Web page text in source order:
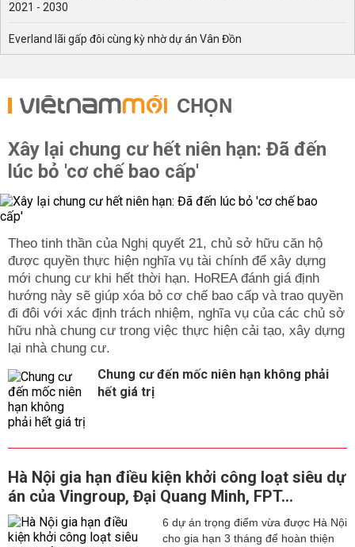
2021 - 2030
Everland lãi gấp đôi cùng kỳ nhờ dự án Vân Đồn
CHỌN
Xây lại chung cư hết niên hạn: Đã đến
lúc bỏ 'cơ chế bao cấp'
Theo tinh thần của Nghị quyết 21, chủ sở hữu căn hộ
được quyền thực hiện nghĩa vụ tài chính để xây dựng
mới chung cư khi hết thời hạn. HoREA đánh giá định
hướng này sẽ giúp xóa bỏ cơ chế bao cấp và trao quyền
đi đôi với xác định trách nhiệm, nghĩa vụ của các chủ sở
hữu nhà chung cư trong việc thực hiện cải tạo, xây dựng
lại nhà chung cư.
Chung cư đến mốc niên hạn không phải
hết giá trị
Hà Nội gia hạn điều kiện khởi công loạt siêu dự
án của Vingroup, Đại Quang Minh, FPT...
6 dự án trọng điểm vừa được Hà Nội
cho gia hạn 3 tháng để hoàn thiện